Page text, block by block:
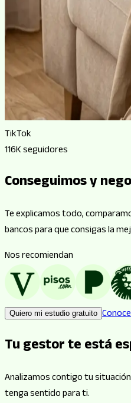
TikTok
116Kseguidores
Conseguimos y
Te explicamos todo,
bancos para que consigas la
Nos recomiendan
Quiero mi estudio gratuito
Tu gestor te está
Analizamos contigo tu
tenga sentido para ti.